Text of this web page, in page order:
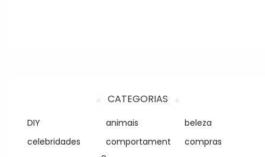
CATEGORIAS
DIY animais
beleza
celebridades
comportament
compras